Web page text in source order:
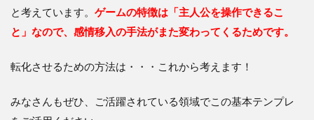
と考えています。 ゲームの特徴は「主人公を操作できるこ
と」なので、感情移入の手法がまた変わってくるためです。
転化させるための方法は・・・これから考えます！
みなさんもぜひ、ご活躍されている領域でこの基本テンプレ